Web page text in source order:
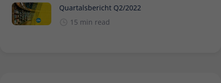
Quartalsbericht Q2/2022
15 min read